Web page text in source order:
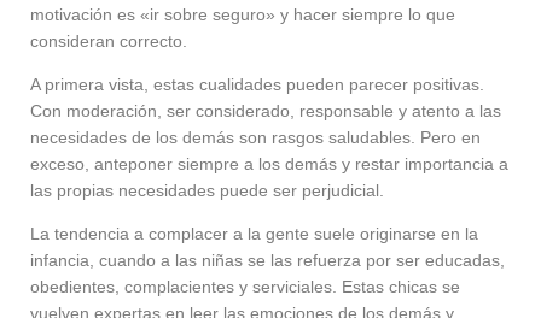
motivación es «ir sobre seguro» y hacer siempre lo que
consideran correcto.
A primera vista, estas cualidades pueden parecer positivas.
Con moderación, ser considerado, responsable y atento a las
necesidades de los demás son rasgos saludables. Pero en
exceso, anteponer siempre a los demás y restar importancia a
las propias necesidades puede ser perjudicial.
La tendencia a complacer a la gente suele originarse en la
infancia, cuando a las niñas se las refuerza por ser educadas,
obedientes, complacientes y serviciales. Estas chicas se
vuelven expertas en leer las emociones de los demás y